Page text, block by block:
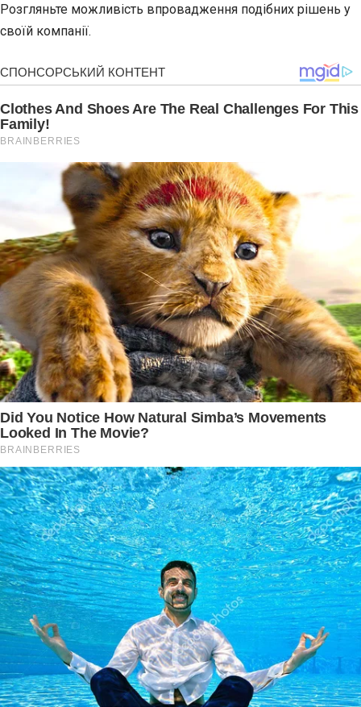
Розгляньте можливість впровадження подібних рішень у
своїй компанії.